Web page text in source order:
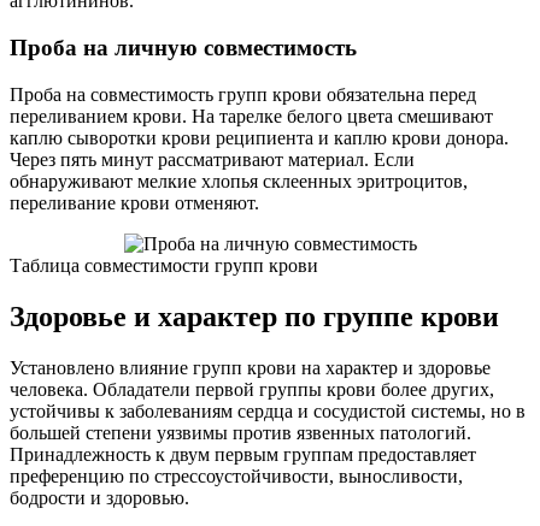
Проба на личную совместимость
Проба на совместимость групп крови обязательна перед
переливанием крови. На тарелке белого цвета смешивают
каплю сыворотки крови реципиента и каплю крови донора.
Через пять минут рассматривают материал. Если
обнаруживают мелкие хлопья склеенных эритроцитов,
переливание крови отменяют.
Таблица совместимости групп крови
Здоровье и характер по группе крови
Установлено влияние групп крови на характер и здоровье
человека. Обладатели первой группы крови более других,
устойчивы к заболеваниям сердца и сосудистой системы, но в
большей степени уязвимы против язвенных патологий.
Принадлежность к двум первым группам предоставляет
преференцию по стрессоустойчивости, выносливости,
бодрости и здоровью.